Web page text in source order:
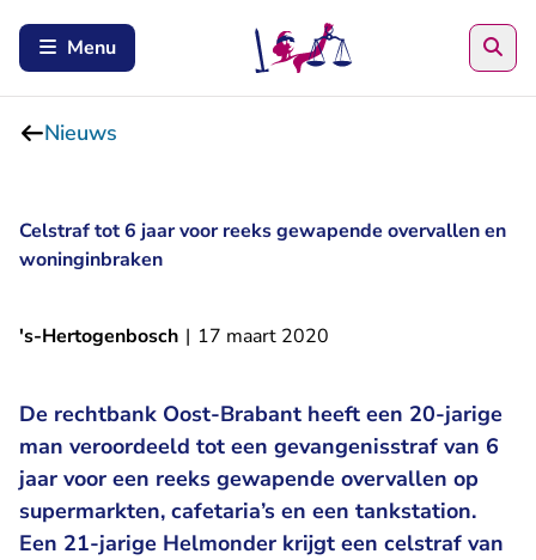
Menu
Nieuws
Celstraf tot 6 jaar voor reeks gewapende overvallen en
woninginbraken
's-Hertogenbosch | 17 maart 2020
De rechtbank Oost-Brabant heeft een 20-jarige
man veroordeeld tot een gevangenisstraf van 6
jaar voor een reeks gewapende overvallen op
supermarkten, cafetaria’s en een tankstation.
Een 21-jarige Helmonder krijgt een celstraf van